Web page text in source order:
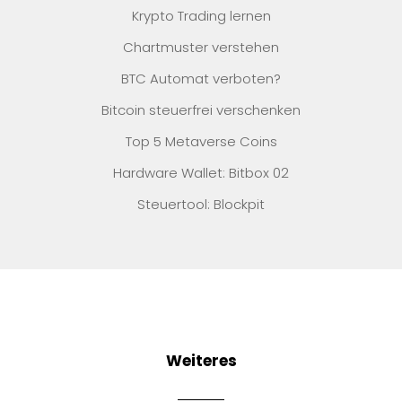
Krypto Trading lernen
Chartmuster verstehen
BTC Automat verboten?
Bitcoin steuerfrei verschenken
Top 5 Metaverse Coins
Hardware Wallet: Bitbox 02
Steuertool: Blockpit
Weiteres